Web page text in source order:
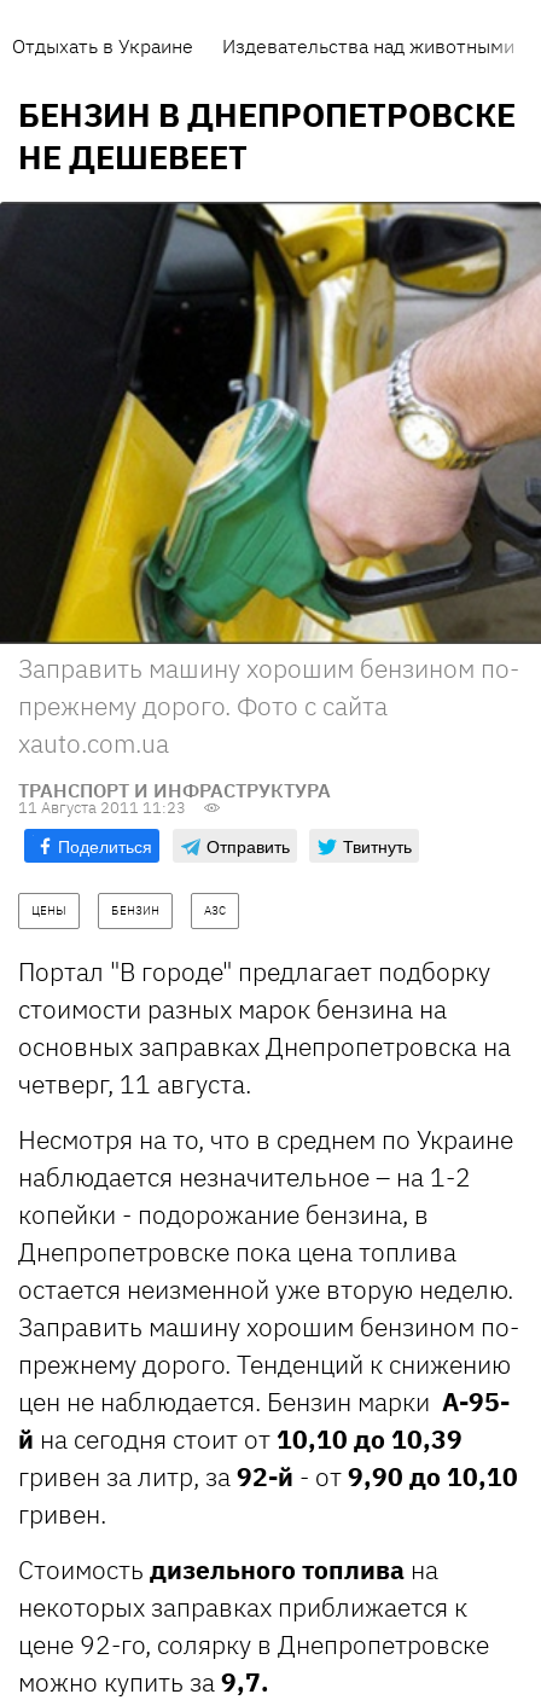
Отдыхать в Украине Издевательства над животными
БЕНЗИН В ДНЕПРОПЕТРОВСКЕ
НЕ ДЕШЕВЕЕТ
Заправить машину хорошим бензином по-
прежнему дорого. Фото с сайта
xauto.com.ua
ТРАНСПОРТ И ИНФРАСТРУКТУРА
11 Августа 2011 11:23
Поделиться Отправить Твитнуть
ЦЕНЫ БЕНЗИН АЗС
Портал "В городе" предлагает подборку
стоимости разных марок бензина на
основных заправках Днепропетровска на
четверг, 11 августа.
Несмотря на то, что в среднем по Украине
наблюдается незначительное – на 1-2
копейки - подорожание бензина, в
Днепропетровске пока цена топлива
остается неизменной уже вторую неделю.
Заправить машину хорошим бензином по-
прежнему дорого. Тенденций к снижению
цен не наблюдается. Бензин марки А-95-
й на сегодня стоит от 10,10 до 10,39
гривен за литр, за92-й - от9,90 до 10,10
гривен.
Стоимость дизельного топлива на
некоторых заправках приближается к
цене 92-го, солярку в Днепропетровске
можно купить за9,7.